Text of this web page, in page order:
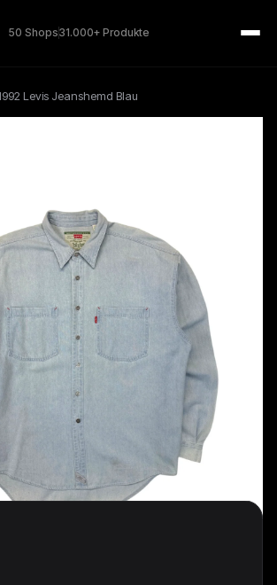
50 Shops31.000+ Produkte
Levis Jeanshemd Blau